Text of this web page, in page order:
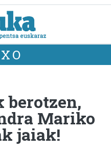
berotzen,
Mariko
jaiak!